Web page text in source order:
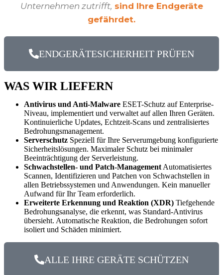
Unternehmen zutrifft, sind Ihre Endgeräte
gefährdet.
ENDGERÄTESICHERHEIT PRÜFEN
WAS WIR LIEFERN
Antivirus und Anti-Malware ESET-Schutz auf Enterprise-
Niveau, implementiert und verwaltet auf allen Ihren Geräten.
Kontinuierliche Updates, Echtzeit-Scans und zentralisiertes
Bedrohungsmanagement.
Serverschutz Speziell für Ihre Serverumgebung konfigurierte
Sicherheitslösungen. Maximaler Schutz bei minimaler
Beeinträchtigung der Serverleistung.
Schwachstellen- und Patch-Management Automatisiertes
Scannen, Identifizieren und Patchen von Schwachstellen in
allen Betriebssystemen und Anwendungen. Kein manueller
Aufwand für Ihr Team erforderlich.
Erweiterte Erkennung und Reaktion (XDR) Tiefgehende
Bedrohungsanalyse, die erkennt, was Standard-Antivirus
übersieht. Automatische Reaktion, die Bedrohungen sofort
isoliert und Schäden minimiert.
ALLE IHRE GERÄTE SCHÜTZEN